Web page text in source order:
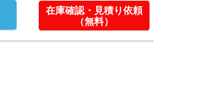
在庫確認・見積り依頼
（無料）